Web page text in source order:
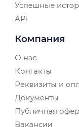
Успешные
API
Компания
О нас
Контакты
Реквизиты и
Документы
Публичная
Вакансии